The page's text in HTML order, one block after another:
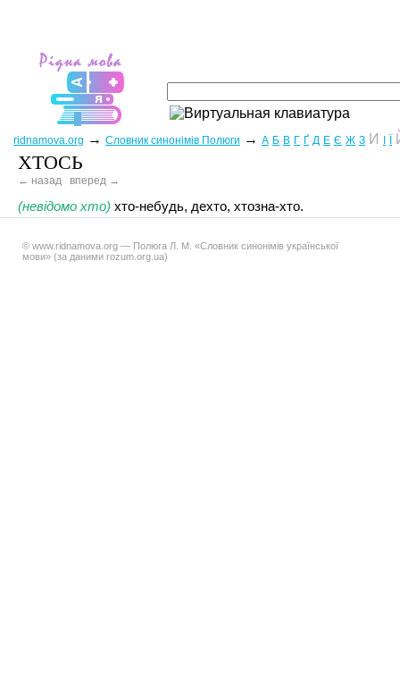
ridnamova.org → Словник синонімів Полюги → А Б В Г Ґ Д Е Є Ж З И
ХТОСЬ
← назад вперед →
(невідомо хто) хто-небудь, дехто, хтозна-хто.
© www.ridnamova.org — Полюга Л. М. «Словник синонімів української
мови» (за даними rozum.org.ua)